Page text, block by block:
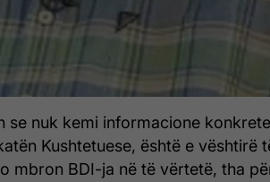
se nuk kemi informacione
Kushtetuese, është e vështirë
mbron BDI-ja në të vërtetë, tha